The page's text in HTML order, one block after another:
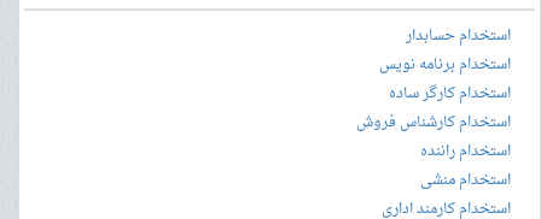
استخدام حسابدار
استخدام برنامه نویس
استخدام کارگر ساده
استخدام کارشناس فروش
استخدام راننده
استخدام منشی
استخدام کارمند اداری